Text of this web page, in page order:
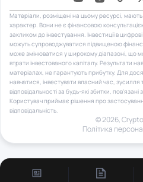
Матеріали, розміщені на цьому ресурсі,
характер. Вони не є фінансовою
закликом до інвестування. Інвестиції в
можуть супроводжуватися підвищеною
може змінюватися у широкому діапазоні, що
втрати інвестованого капіталу. Результати
матеріалах, не гарантують прибутку. Для
навчатися, інвестувати власний час,
відповідальності за будь-які збитки,
Користувач приймає рішення про
відповідальність.
© 2026,
Політика